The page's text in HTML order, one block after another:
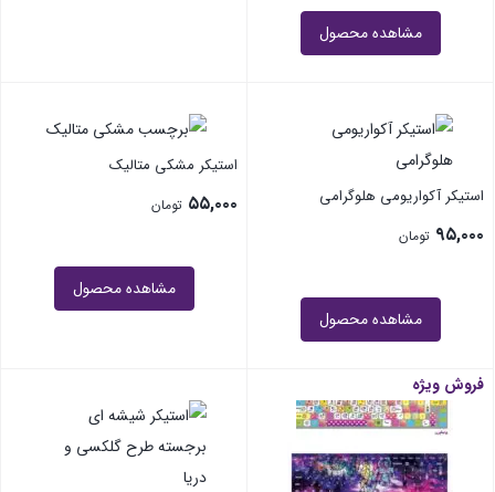
مشاهده محصول
استیکر آکواریومی هلوگرامی
۹۵,۰۰۰ تومان
مشاهده محصول
استیکر مشکی متالیک
۵۵,۰۰۰ تومان
مشاهده محصول
فروش ویژه